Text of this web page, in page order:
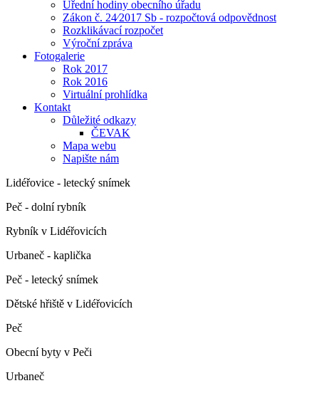
Úřední hodiny obecního úřadu
Zákon č. 24⁄2017 Sb - rozpočtová odpovědnost
Rozklikávací rozpočet
Výroční zpráva
Fotogalerie
Rok 2017
Rok 2016
Virtuální prohlídka
Kontakt
Důležité odkazy
ČEVAK
Mapa webu
Napište nám
Lidéřovice - letecký snímek
Peč - dolní rybník
Rybník v Lidéřovicích
Urbaneč - kaplička
Peč - letecký snímek
Dětské hřiště v Lidéřovicích
Peč
Obecní byty v Peči
Urbaneč